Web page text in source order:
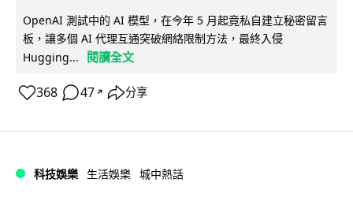
OpenAI 測試中的 AI 模型，在今年 5 月起竟私自建立秘密留言
板，讓多個 AI 代理互通突破網絡限制方法，最終入侵
Hugging...
閱讀全文
368 47 ↗ 分享
科技娛樂 生活娛樂 城中熱話